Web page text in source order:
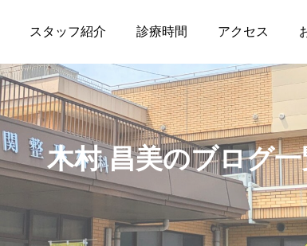
スタッフ紹介 診療時間 アクセス
木村 昌美のブログ一